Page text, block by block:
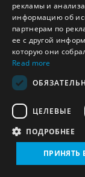
Кувейт
Израиль
рекламы и
информацию об
партнерам по
ее с другой
которую они
Read more
ЦЕЛЕВЫЕ
ПОДРОБНЕЕ
ПРИНЯТЬ